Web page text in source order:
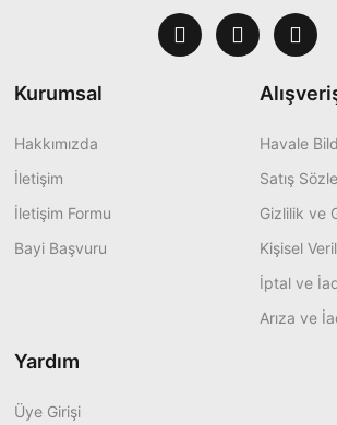
Kurumsal
Hakkımızda
İletişim
İletişim Formu
Bayi Başvuru
Havale
Satış
Gizlilik ve
Kişisel
İptal ve
Arıza ve
Yardım
Üye Girişi